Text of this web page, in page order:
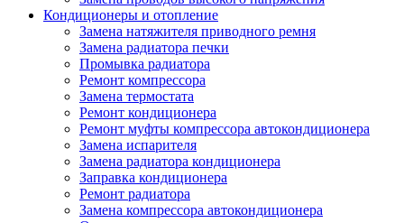
Кондиционеры и отопление
Замена натяжителя приводного ремня
Замена радиатора печки
Промывка радиатора
Ремонт компрессора
Замена термостата
Ремонт кондиционера
Ремонт муфты компрессора автокондиционера
Замена испарителя
Замена радиатора кондиционера
Заправка кондиционера
Ремонт радиатора
Замена компрессора автокондиционера